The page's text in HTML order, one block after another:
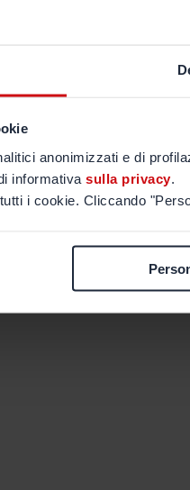
anonimizzati e di
informativa sulla privacy.
i cookie. Cliccando